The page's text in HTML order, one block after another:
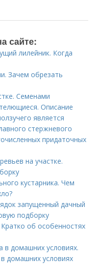
сайте:
лилейник. Когда
Зачем обрезать
Семенами
Описание
является
стержневого
придаточных
на участке.
кустарника. Чем
запущенный дачный
подборку
об особенностях
в домашних условиях.
домашних условиях